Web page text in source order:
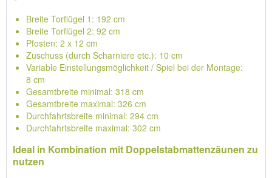
Breite Torflügel 1: 192 cm
Breite Torflügel 2: 92 cm
Pfosten: 2 x 12 cm
Zuschuss (durch Scharniere etc.): 10 cm
Variable Einstellungsmöglichkeit / Spiel bei der Montage:
8 cm
Gesamtbreite minimal: 318 cm
Gesamtbreite maximal: 326 cm
Durchfahrtsbreite minimal: 294 cm
Durchfahrtsbreite maximal: 302 cm
Ideal in Kombination mit Doppelstabmattenzäunen zu
nutzen